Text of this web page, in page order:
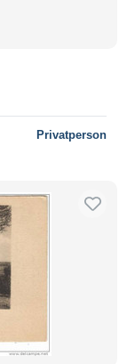
Privatperson